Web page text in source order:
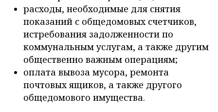
расходы, необходимые для снятия
показаний с общедомовых счетчиков,
истребования задолженности по
коммунальным услугам, а также другим
общественно важным операциям;
оплата вывоза мусора, ремонта
почтовых ящиков, а также другого
общедомового имущества.